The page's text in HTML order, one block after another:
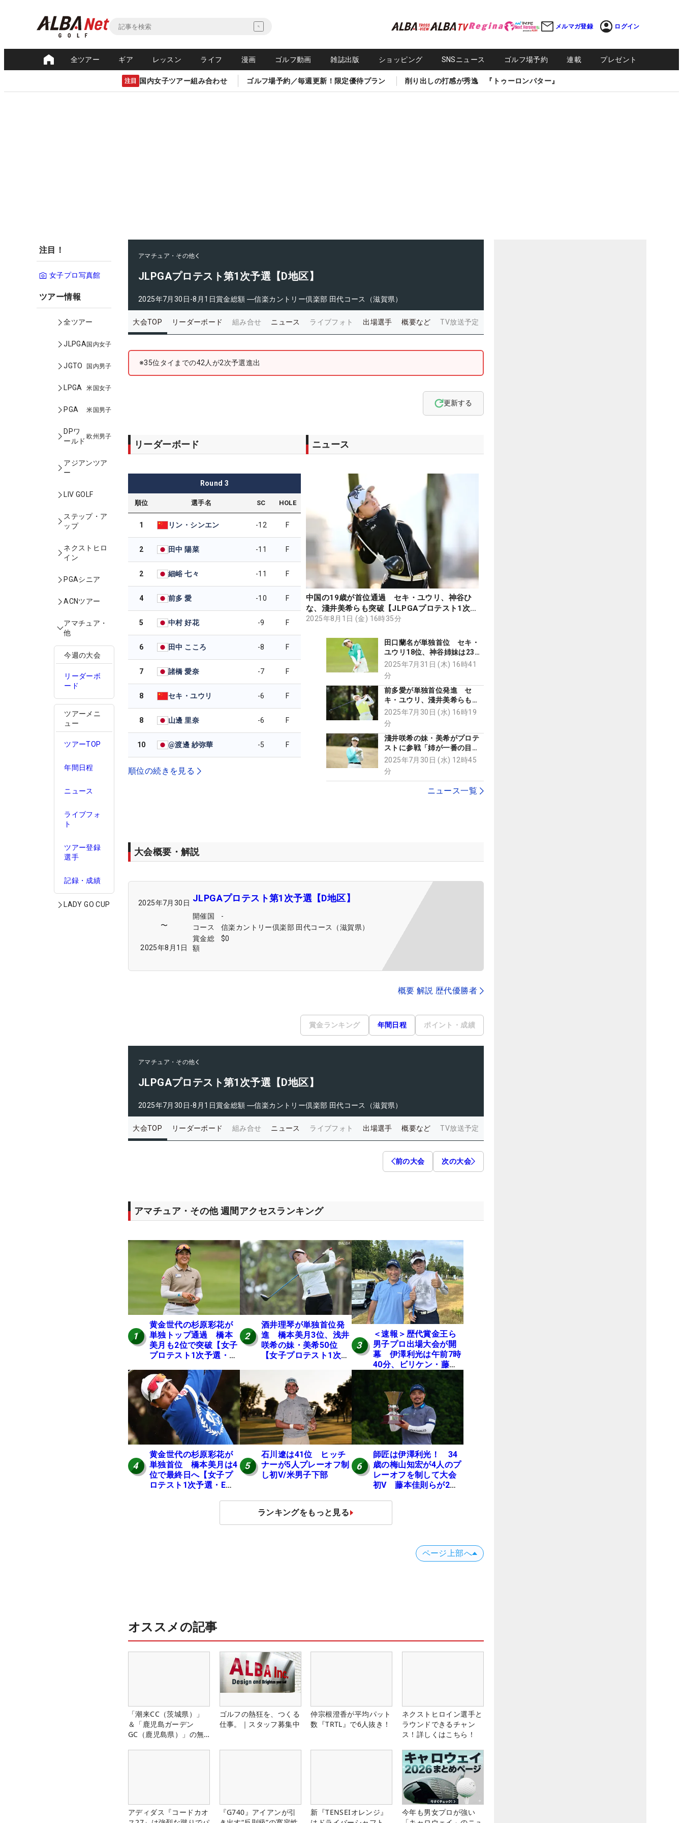
メルマガ登録 ログイン
全ツアー ギア レッスン ライフ 漫画 ゴルフ動画 雑誌出版 ショッピング SNSニュース ゴルフ場予約 連載 プレゼント
注目 国内女子ツアー組み合わせ ゴルフ場予約／毎週更新！限定優待プラン 削り出しの打感が秀逸 『トゥーロンパター』
注目！
女子プロ写真館
ツアー情報
全ツアー
JLPGA国内女子
JGTO 国内男子
LPGA 米国女子
PGA 米国男子
DPワ
ールド
欧州男子
アジアンツア
ー
LIV GOLF
ステップ・ア
ップ
ネクストヒロ
イン
PGAシニア
ACNツアー
アマチュア・
他
今週の大会
リーダーボ
ード
ツアーメニ
ュー
ツアーTOP
年間日程
ニュース
ライブフォ
ト
ツアー登録
選手
記録・成績
LADY GO CUP
アマチュア・その他
JLPGAプロテスト第1次予選【D地区】
2025年7月30日-8月1日賞金総額 ―信楽カントリー倶楽部 田代コース（滋賀県）
大会TOP リーダーボード 組み合せ ニュース ライブフォト 出場選手 概要など TV放送予定
※35位タイまでの42人が2次予選進出
更新する
リーダーボード
Round 3
順位 選手名 SC HOLE
1 リン・シンエン -12 F
2 田中 陽菜 -11 F
2 細峪 七々 -11 F
4 前多 愛 -10 F
5 中村 好花 -9 F
6 田中 こころ -8 F
7 諸橋 愛奈 -7 F
8 セキ・ユウリ -6 F
8 山邊 里奈 -6 F
10 @渡邊 紗弥華 -5 F
順位の続きを見る
ニュース
中国の19歳が首位通過 セキ・ユウリ、神谷ひ
な、淺井美希らも突破【JLPGAプロテスト1次予
選・D地区】
2025年8月1日 (金) 16時35分
田口蘭名が単独首位 セキ・
ユウリ18位、神谷姉妹は23位
【JLPGAプロテスト1次予
選・D地区】
2025年7月31日 (木) 16時41
分
前多愛が単独首位発進 セ
キ・ユウリ、淺井美希らも好
スタート【JLPGAプロテスト
1次予選・D地区】
2025年7月30日 (水) 16時19
分
淺井咲希の妹・美希がプロテ
ストに参戦「姉が一番の目
標」
2025年7月30日 (水) 12時45
分
ニュース一覧
大会概要・解説
2025年7月30日
〜
2025年8月1日
JLPGAプロテスト第1次予選【D地区】
開催国
-
コース
信楽カントリー倶楽部 田代コース（滋賀県）
賞金総
額
$0
概要 解説 歴代優勝者
賞金ランキング 年間日程 ポイント・成績
アマチュア・その他
JLPGAプロテスト第1次予選【D地区】
2025年7月30日-8月1日賞金総額 ―信楽カントリー倶楽部 田代コース（滋賀県）
大会TOP リーダーボード 組み合せ ニュース ライブフォト 出場選手 概要など TV放送予定
前の大会 次の大会
アマチュア・その他 週間アクセスランキング
1
黄金世代の杉原彩花が
単独トップ通過 橋本
美月も2位で突破【女子
プロテスト1次予選・E
2
酒井理琴が単独首位発
進 橋本美月3位、浅井
咲希の妹・美希50位
【女子プロテスト1次予
3
＜速報＞歴代賞金王ら
男子プロ出場大会が開
幕 伊澤利光は午前7時
40分、ビリケン・藤本
佳則は午前9時30分にテ
ィオフ【MAIN STAGE
JOYX OPEN】
4
黄金世代の杉原彩花が
単独首位 橋本美月は4
位で最終日へ【女子プ
ロテスト1次予選・E地
5
石川遼は41位 ヒッチ
ナーが5人プレーオフ制
し初V/米男子下部
6
師匠は伊澤利光！ 34
歳の梅山知宏が4人のプ
レーオフを制して大会
初V 藤本佳則らが2位
ランキングをもっと見る
ページ上部へ
オススメの記事
「潮来CC（茨城県）」
＆「鹿児島ガーデン
GC（鹿児島県）」の無
ゴルフの熱狂を、つくる
仕事。｜スタッフ募集中
仲宗根澄香が平均パット
数『TRTL』で6人抜き！
ネクストヒロイン選手と
ラウンドできるチャン
ス！詳しくはこちら！
アディダス『コードカオ
『G740』アイアンが引
新『TENSEIオレンジ』
今年も男女プロが強い